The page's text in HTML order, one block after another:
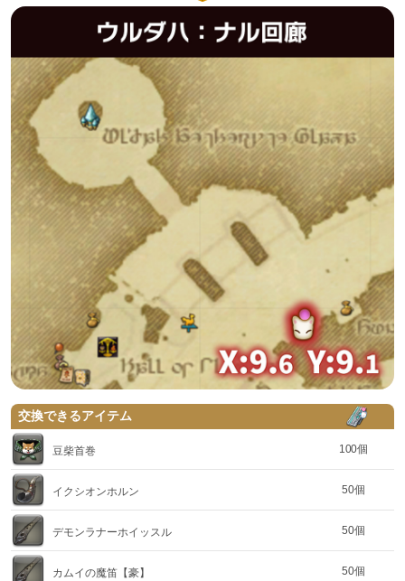
交換できるアイテム
豆柴首巻 100個
イクシオンホルン 50個
デモンラナーホイッスル 50個
カムイの魔笛【豪】 50個